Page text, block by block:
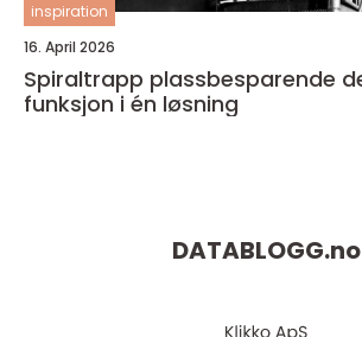
inspiration
16. April 2026
Spiraltrapp plassbesparende design og
funksjon i én løsning
DATABLOGG.no